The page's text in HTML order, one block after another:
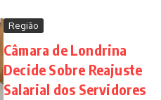
Região
Câmara de Londrina
Decide Sobre Reajuste
Salarial dos Servidores